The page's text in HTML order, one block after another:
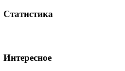
Статистика
Интересное